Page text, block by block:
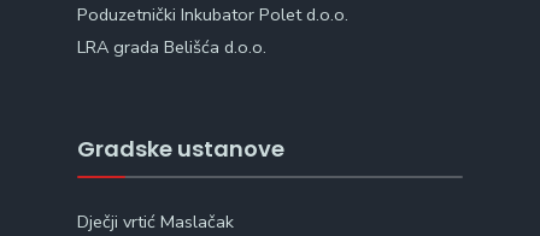
Poduzetnički Inkubator Polet d.o.o.
LRA grada Belišća d.o.o.
Gradske ustanove
Dječji vrtić Maslačak